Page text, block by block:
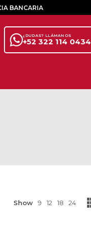
BANCARIA
+52 322 114 0434
¿DUDAS? LLÁMANOS
Show 9 12 18 24